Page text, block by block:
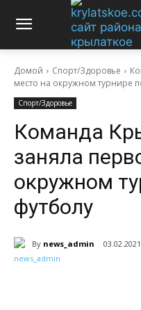
Домой Спорт/Здоровье
место на окружном турнире
Спорт/Здоровье
Команда
заняла
окружном
футболу
By news_admin 03.02.2021